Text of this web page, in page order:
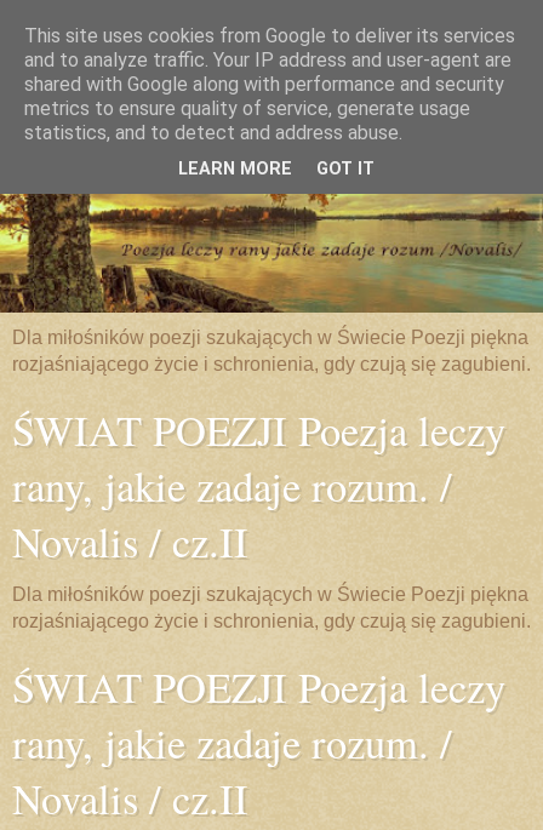
Dla miłośników poezji szukających w Świecie Poezji piękna
rozjaśniającego życie i schronienia, gdy czują się zagubieni.
ŚWIAT POEZJI Poezja leczy
rany, jakie zadaje rozum. /
Novalis / cz.II
Dla miłośników poezji szukających w Świecie Poezji piękna
rozjaśniającego życie i schronienia, gdy czują się zagubieni.
ŚWIAT POEZJI Poezja leczy
rany, jakie zadaje rozum. /
Novalis / cz.II
This site uses cookies from Google to deliver its services
and to analyze traffic. Your IP address and user-agent are
shared with Google along with performance and security
metrics to ensure quality of service, generate usage
statistics, and to detect and address abuse.
LEARN MORE GOT IT